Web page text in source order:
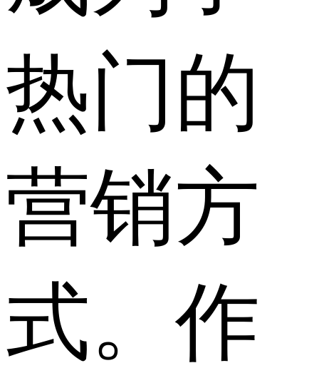
热门的
营销方
式。作